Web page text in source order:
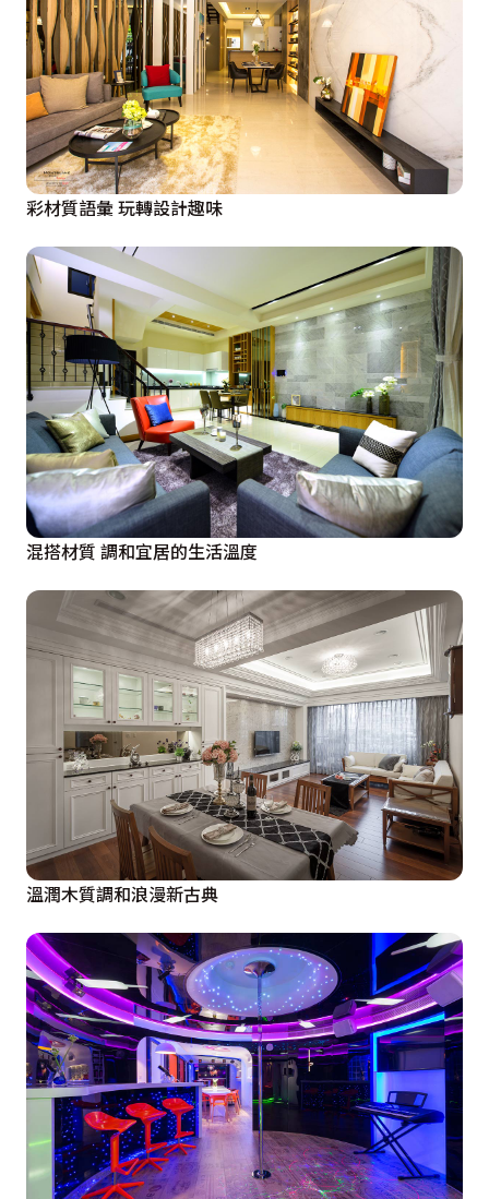
彩材質語彙 玩轉設計趣味
混搭材質 調和宜居的生活溫度
溫潤木質調和浪漫新古典